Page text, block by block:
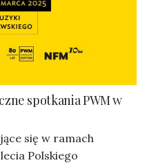
spotkania PWM w
się w ramach
Polskiego